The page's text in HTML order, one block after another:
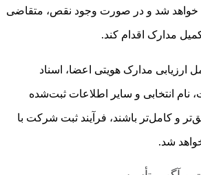
خواهد شد و در صورت وجود نقص، متقاضی
مدارک اقدام کند.
مدارک هویتی اعضا، اسناد
انتخابی و سایر اطلاعات ثبت‌شده
و کامل‌تر باشند، فرآیند ثبت شرکت با
شد.